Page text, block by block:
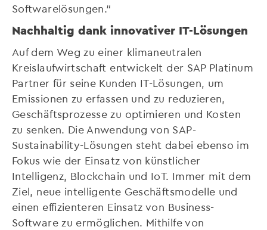
Softwarelösungen.“
Nachhaltig dank innovativer IT-Lösungen
Auf dem Weg zu einer klimaneutralen
Kreislaufwirtschaft entwickelt der SAP Platinum
Partner für seine Kunden IT-Lösungen, um
Emissionen zu erfassen und zu reduzieren,
Geschäftsprozesse zu optimieren und Kosten
zu senken. Die Anwendung von SAP-
Sustainability-Lösungen steht dabei ebenso im
Fokus wie der Einsatz von künstlicher
Intelligenz, Blockchain und IoT. Immer mit dem
Ziel, neue intelligente Geschäftsmodelle und
einen effizienteren Einsatz von Business-
Software zu ermöglichen. Mithilfe von